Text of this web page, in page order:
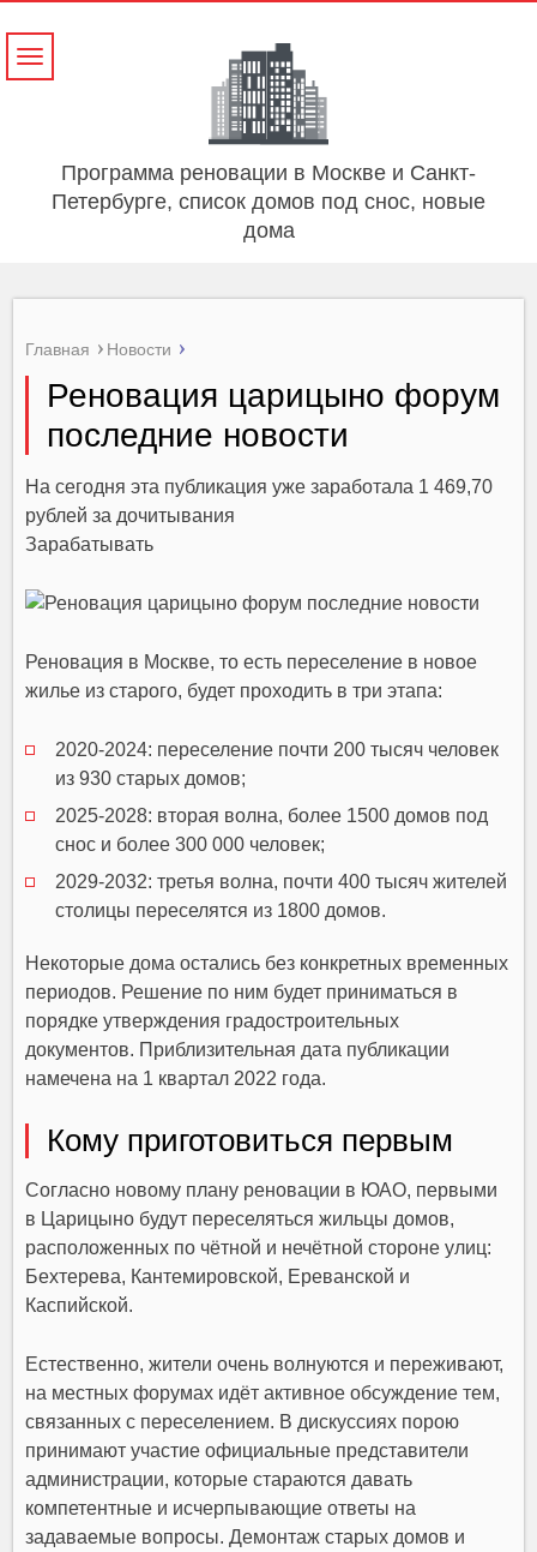
Программа реновации в Москве и Санкт-
Петербурге, список домов под снос, новые
дома
Навигация
Главная Новости
Реновация царицыно форум
последние новости
На сегодня эта публикация уже заработала 1 469,70
рублей за дочитывания
Зарабатывать
Реновация в Москве, то есть переселение в новое
жилье из старого, будет проходить в три этапа:
2020-2024: переселение почти 200 тысяч человек
из 930 старых домов;
2025-2028: вторая волна, более 1500 домов под
снос и более 300 000 человек;
2029-2032: третья волна, почти 400 тысяч жителей
столицы переселятся из 1800 домов.
Некоторые дома остались без конкретных временных
периодов. Решение по ним будет приниматься в
порядке утверждения градостроительных
документов. Приблизительная дата публикации
намечена на 1 квартал 2022 года.
Кому приготовиться первым
Согласно новому плану реновации в ЮАО, первыми
в Царицыно будут переселяться жильцы домов,
расположенных по чётной и нечётной стороне улиц:
Бехтерева, Кантемировской, Ереванской и
Каспийской.
Естественно, жители очень волнуются и переживают,
на местных форумах идёт активное обсуждение тем,
связанных с переселением. В дискуссиях порою
принимают участие официальные представители
администрации, которые стараются давать
компетентные и исчерпывающие ответы на
задаваемые вопросы. Демонтаж старых домов и